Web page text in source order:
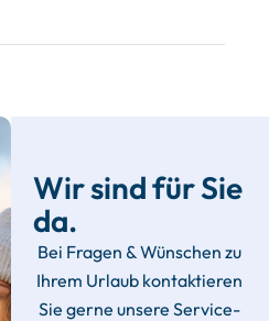
Wir sind für Sie
da.
Bei Fragen & Wünschen zu
Ihrem Urlaub kontaktieren
Sie gerne unsere Service-